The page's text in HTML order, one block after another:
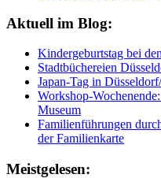
Aktuell im Blog:
Kindergeburtstag bei
Stadtbüchereien
Japan-Tag in
Workshop-
Museum
Familienführungen
der Familienkarte
Meistgelesen: